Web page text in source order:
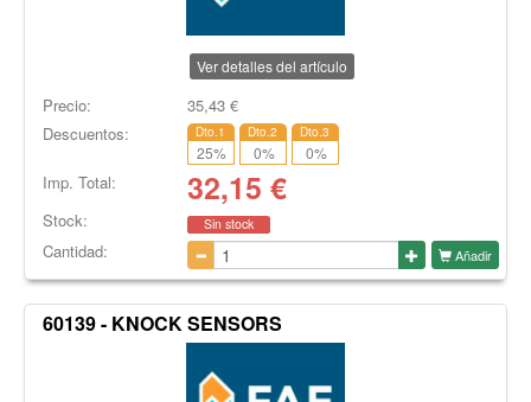
Ver detalles del artículo
Precio: 35,43€
Descuentos:
Dto.1
25%
Dto.2
0%
Dto.3
0%
Imp. Total: 32,15 €
Stock: Sin stock
Cantidad: Añadir
60139 - KNOCK SENSORS